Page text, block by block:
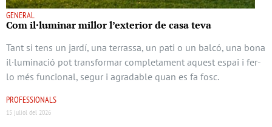
GENERAL
Com il·luminar millor l’exterior de casa teva
Tant si tens un jardí, una terrassa, un pati o un balcó, una bona
il·luminació pot transformar completament aquest espai i fer-
lo més funcional, segur i agradable quan es fa fosc.
PROFESSIONALS
15 juliol del 2026